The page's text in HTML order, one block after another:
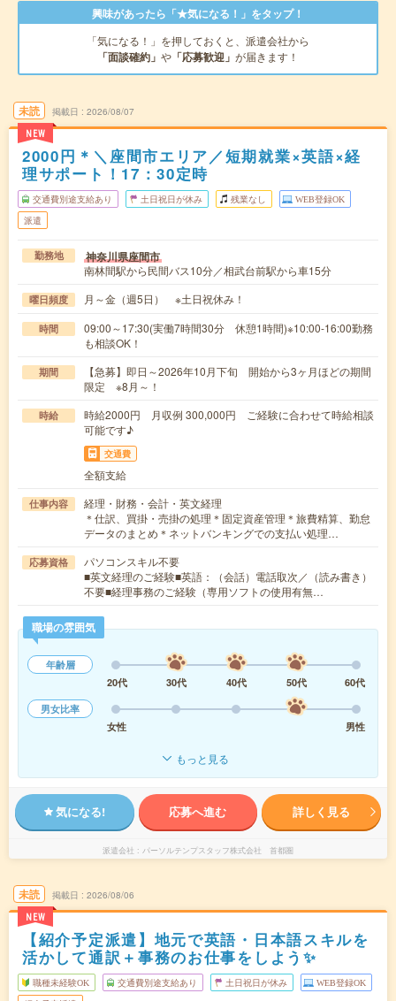
興味があったら「★気になる！」をタップ！
「気になる！」を押しておくと、派遣会社から
「面談確約」 や 「応募歓迎」 が届きます！
未読
NEW
掲載日 2026/08/07
2000円＊＼座間市エリア／短期就業×英語×経
理サポート！17：30定時
交通費別途支給あり 土日祝日が休み 残業なし WEB登録OK
派遣
勤務地 神奈川県座間市
南林間駅から民間バス10分／相武台前駅から車15分
曜日頻度 月～金（週5日） ※土日祝休み！
時間
09:00～17:30(実働7時間30分 休憩1時間)※10:00-16:00勤務
も相談OK！
期間
【急募】即日～2026年10月下旬 開始から3ヶ月ほどの期間
限定 ※8月～！
時給
時給2000円 月収例 300,000円 ご経験に合わせて時給相談
可能です♪
交通費
全額支給
仕事内容
経理・財務・会計・英文経理
＊仕訳、買掛・売掛の処理＊固定資産管理＊旅費精算、勤怠
データのまとめ＊ネットバンキングでの支払い処理…
応募資格
パソコンスキル不要
■英文経理のご経験■英語：（会話）電話取次／（読み書き）
不要■経理事務のご経験（専用ソフトの使用有無…
職場の雰囲気
年齢層
20代
30代 40代 50代
60代
男女比率
女性
男性
もっと見る
気になる! 応募へ進む 詳しく見る
派遣会社 パーソルテンプスタッフ株式会社 首都圏
未読
NEW
掲載日 2026/08/06
【紹介予定派遣】地元で英語・日本語スキルを
活かして通訳＋事務のお仕事をしよう✨
職種未経験OK 交通費別途支給あり 土日祝日が休み WEB登録OK